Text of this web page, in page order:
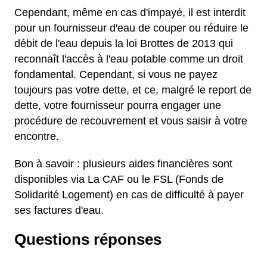
Cependant, même en cas d'impayé, il est interdit
pour un fournisseur d'eau de couper ou réduire le
débit de l'eau depuis la loi Brottes de 2013 qui
reconnaît l'accès à l'eau potable comme un droit
fondamental. Cependant, si vous ne payez
toujours pas votre dette, et ce, malgré le report de
dette, votre fournisseur pourra engager une
procédure de recouvrement et vous saisir à votre
encontre.
Bon à savoir : plusieurs aides financières sont
disponibles via La CAF ou le FSL (Fonds de
Solidarité Logement) en cas de difficulté à payer
ses factures d'eau.
Questions réponses